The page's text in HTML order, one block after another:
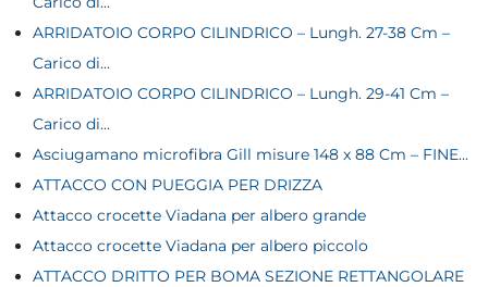
ARRIDATOIO CORPO CILINDRICO – Lungh. 27-38 Cm –
Carico di...
ARRIDATOIO CORPO CILINDRICO – Lungh. 29-41 Cm –
Carico di...
Asciugamano microfibra Gill misure 148 x 88 Cm – FINE...
ATTACCO CON PUEGGIA PER DRIZZA
Attacco crocette Viadana per albero grande
Attacco crocette Viadana per albero piccolo
ATTACCO DRITTO PER BOMA SEZIONE RETTANGOLARE